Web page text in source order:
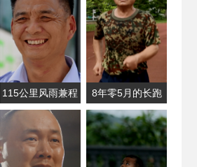
115公里风雨兼程 8年零5月的长跑